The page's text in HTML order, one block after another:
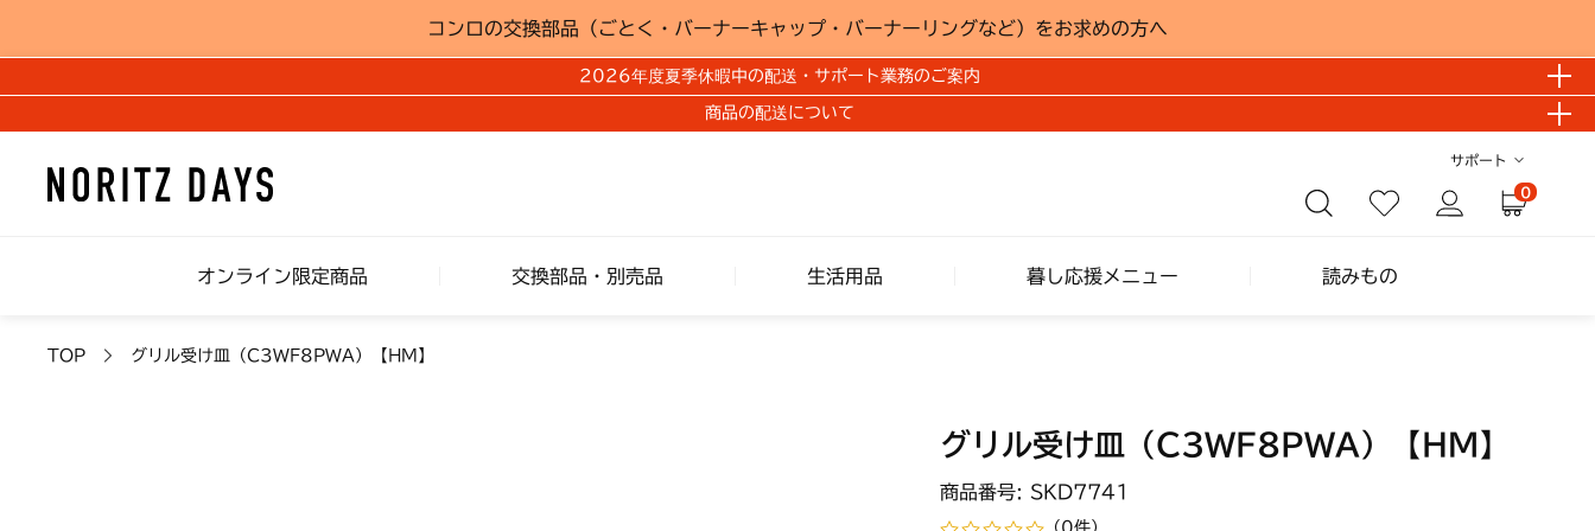
コンロの交換部品（ごとく・バーナーキャップ・バーナーリングなど）をお求めの方へ
2026年度夏季休暇中の配送・サポート業務のご案内
商品の配送について
サポート
0
オンライン限定商品 交換部品・別売品 生活用品 暮し応援メニュー 読みもの
TOP グリル受け皿（C3WF8PWA）【HM】
グリル受け皿（C3WF8PWA）【HM】
商品番号: SKD7741
（0件）